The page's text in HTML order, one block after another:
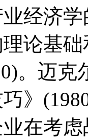
济学
论基
。迈克
》
在考